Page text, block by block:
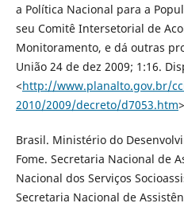
a Política Nacional para a
seu Comitê Intersetorial de
Monitoramento, e dá outras
União 24 de dez 2009; 1:16.
<http://www.planalto.gov.br/
2010/2009/decreto/d7053.htm
Brasil. Ministério do
Fome. Secretaria Nacional de
Nacional dos Serviços
Secretaria Nacional de